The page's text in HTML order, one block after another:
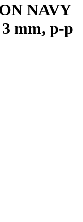
NAVY
mm, р-р